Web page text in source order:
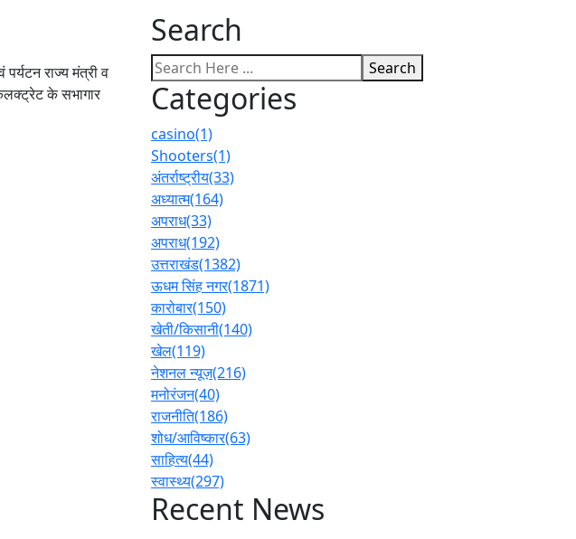
पर्यटन राज्य मंत्री व
के सभागार
Search
Search
Categories
casino(1)
Shooters(1)
अंतर्राष्ट्रीय(33)
अध्यात्म(164)
अपराध(33)
अपराध(192)
उत्तराखंड(1382)
ऊधम सिंह नगर(1871)
कारोबार(150)
खेती/किसानी(140)
खेल(119)
नेशनल न्यूज़(216)
मनोरंजन(40)
राजनीति(186)
शोध/आविष्कार(63)
साहित्य(44)
स्वास्थ्य(297)
Recent News